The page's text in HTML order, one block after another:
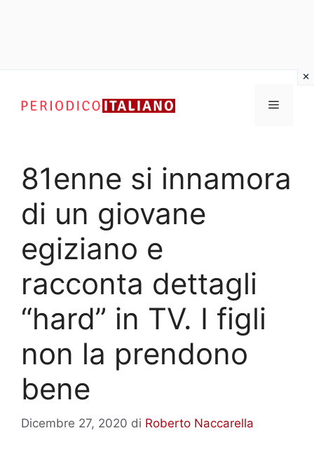
contenuto
Menu
81enne si innamora
di un giovane
egiziano e
racconta dettagli
“hard” in TV. I figli
non la prendono
bene
Dicembre 27, 2020 di Roberto Naccarella